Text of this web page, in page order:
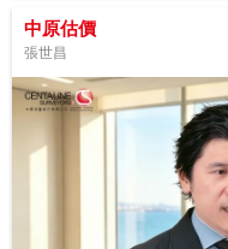
中原估價
張世昌